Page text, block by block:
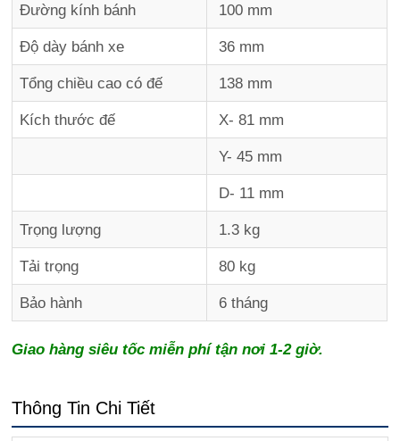
Đường kính bánh 100 mm
Độ dày bánh xe 36 mm
Tổng chiều cao có đế 138 mm
Kích thước đế X- 81 mm
Y- 45 mm
D- 11 mm
Trọng lượng 1.3 kg
Tải trọng 80 kg
Bảo hành 6 tháng
Giao hàng siêu tốc miễn phí tận nơi 1-2 giờ.
Thông Tin Chi Tiết